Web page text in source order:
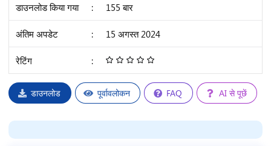
डाउनलोड किया गया : 155 बार
अंतिम अपडेट : 15 अगस्त 2024
रेटिंग :
/
5
डाउनलोड पूर्वावलोकन FAQ AI से पूछें